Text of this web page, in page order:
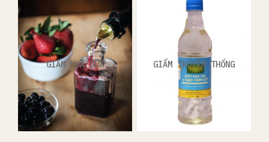
GIẤM HOA QUẢ GIẤM TRUYỀN THỐNG